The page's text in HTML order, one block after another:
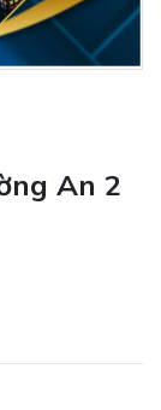
An 2